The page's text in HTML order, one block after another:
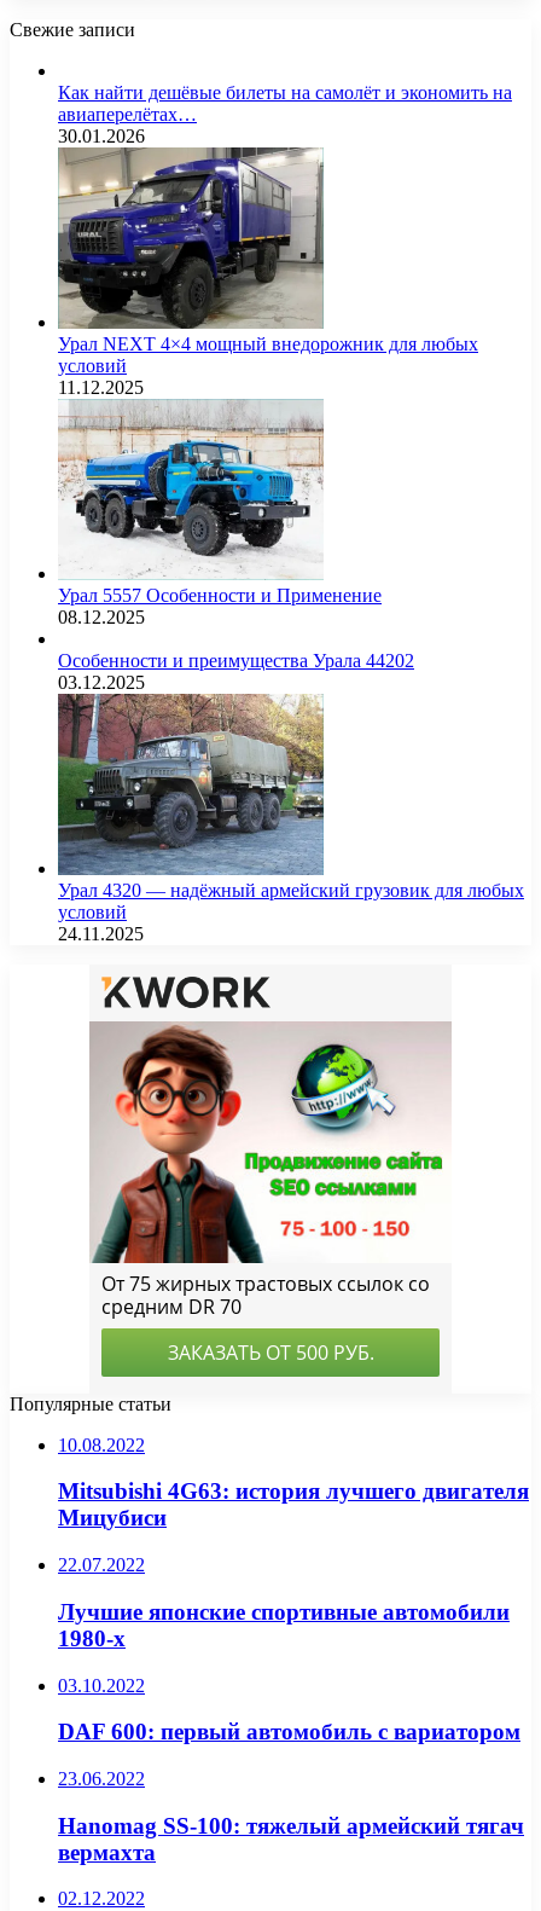
Свежие записи
Как найти дешёвые билеты на самолёт и экономить на
авиаперелётах…
30.01.2026
Урал NEXT 4×4 мощный внедорожник для любых
условий
11.12.2025
Урал 5557 Особенности и Применение
08.12.2025
Особенности и преимущества Урала 44202
03.12.2025
Урал 4320 — надёжный армейский грузовик для любых
условий
24.11.2025
Популярные статьи
10.08.2022
Mitsubishi 4G63: история лучшего двигателя
Мицубиси
22.07.2022
Лучшие японские спортивные автомобили
1980-х
03.10.2022
DAF 600: первый автомобиль с вариатором
23.06.2022
Hanomag SS-100: тяжелый армейский тягач
вермахта
02.12.2022